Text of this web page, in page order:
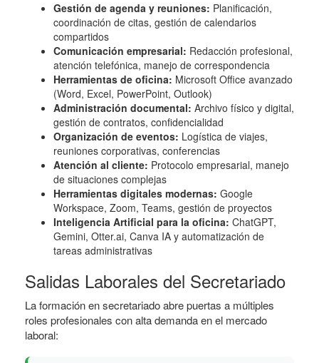
Gestión de agenda y reuniones: Planificación,
coordinación de citas, gestión de calendarios
compartidos
Comunicación empresarial: Redacción profesional,
atención telefónica, manejo de correspondencia
Herramientas de oficina: Microsoft Office avanzado
(Word, Excel, PowerPoint, Outlook)
Administración documental: Archivo físico y digital,
gestión de contratos, confidencialidad
Organización de eventos: Logística de viajes,
reuniones corporativas, conferencias
Atención al cliente: Protocolo empresarial, manejo
de situaciones complejas
Herramientas digitales modernas: Google
Workspace, Zoom, Teams, gestión de proyectos
Inteligencia Artificial para la oficina: ChatGPT,
Gemini, Otter.ai, Canva IA y automatización de
tareas administrativas
Salidas Laborales del Secretariado
La formación en secretariado abre puertas a múltiples
roles profesionales con alta demanda en el mercado
laboral: